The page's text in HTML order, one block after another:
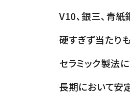
V10、銀三、青
硬すぎず当たり
セラミック製法
長期において安